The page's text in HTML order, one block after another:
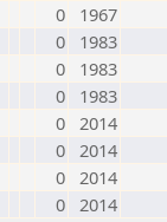
0
1967
0
1983
0
1983
0
1983
0 2014
0 2014
0 2014
0 2014